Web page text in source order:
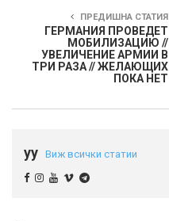
ПРЕДИШНА СТАТИЯ
ГЕРМАНИЯ ПРОВЕДЕТ
МОБИЛИЗАЦИЮ //
УВЕЛИЧЕНИЕ АРМИИ В
ТРИ РАЗА // ЖЕЛАЮЩИХ
ПОКА НЕТ
yy Виж всички статии